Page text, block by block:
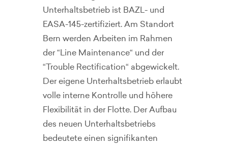
Unterhaltsbetrieb ist BAZL- und
EASA-145-zertifiziert. Am Standort
Bern werden Arbeiten im Rahmen
der “Line Maintenance“ und der
“Trouble Rectification“ abgewickelt.
Der eigene Unterhaltsbetrieb erlaubt
volle interne Kontrolle und höhere
Flexibilität in der Flotte. Der Aufbau
des neuen Unterhaltsbetriebs
bedeutete einen signifikanten